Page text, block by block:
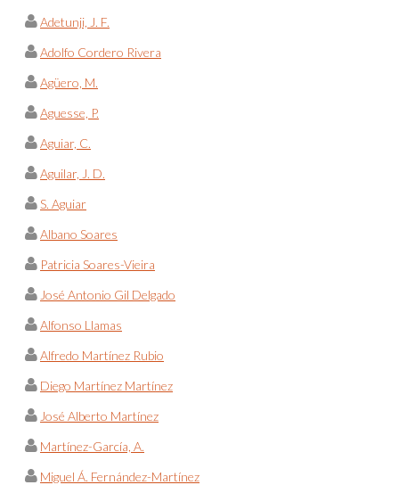
Adetunji, J. F.
Adolfo Cordero Rivera
Agüero, M.
Aguesse, P.
Aguiar, C.
Aguilar, J. D.
S. Aguiar
Albano Soares
Patricia Soares-Vieira
José Antonio Gil Delgado
Alfonso Llamas
Alfredo Martínez Rubio
Diego Martínez Martínez
José Alberto Martínez
Martínez-García, A.
Miguel Á. Fernández-Martínez